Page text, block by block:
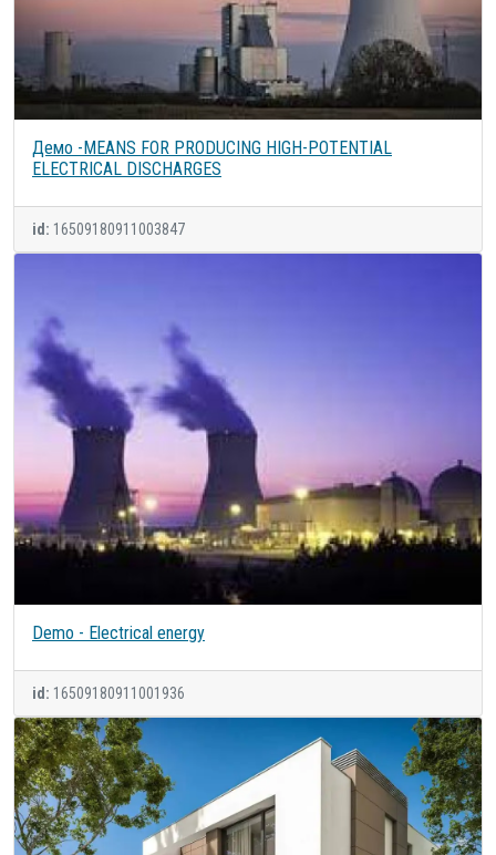
Демо -MEANS FOR PRODUCING HIGH-POTENTIAL
ELECTRICAL DISCHARGES
id: 16509180911003847
Demo - Electrical energy
id: 16509180911001936